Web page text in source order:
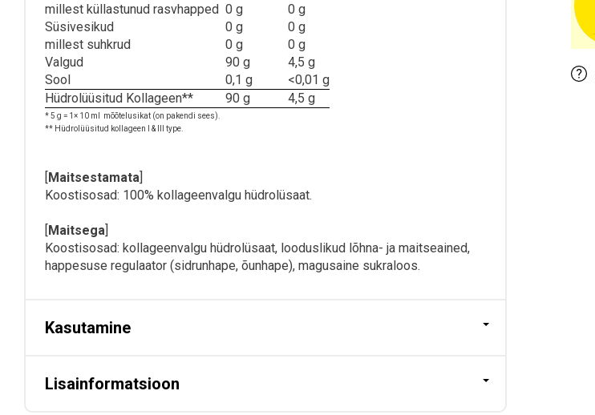
millest küllastunud rasvhapped 0 g
0 g
Süsivesikud
0 g
0 g
millest suhkrud
0 g
0 g
Valgud
90 g
4,5 g
Sool
0,1 g
<0,01 g
Hüdrolüüsitud Kollageen** 90 g 4,5 g
* 5 g = 1× 10 ml mõõtelusikat (on pakendi sees).
** Hüdrolüüsitud kollageen I & III type.
[Maitsestamata]
Koostisosad: 100% kollageenvalgu hüdrolüsaat.
[Maitsega]
Koostisosad: kollageenvalgu hüdrolüsaat, looduslikud lõhna- ja maitseained,
happesuse regulaator (sidrunhape, õunhape), magusaine sukraloos.
Kasutamine
Lisainformatsioon